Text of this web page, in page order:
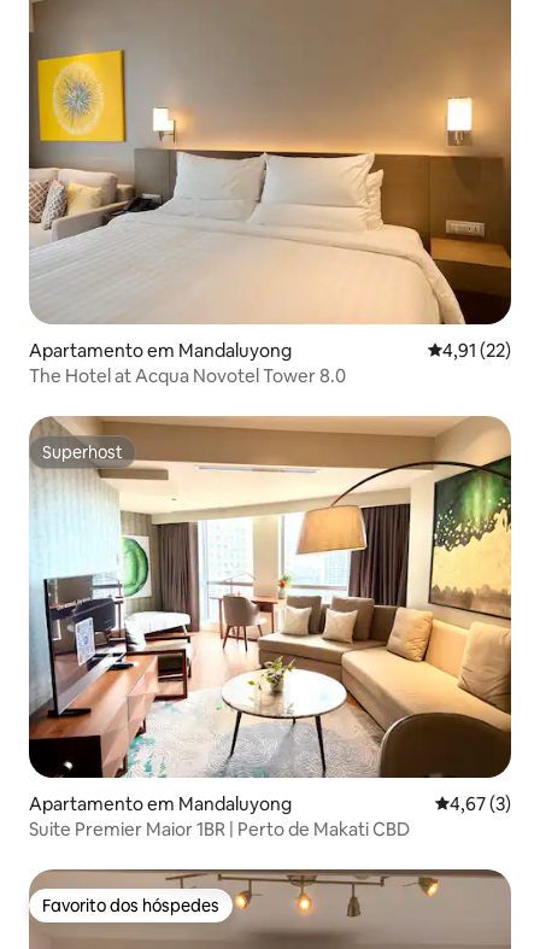
Apartamento em Mandaluyong Classificação
4,91 (22)
The Hotel at Acqua Novotel Tower 8.0
Superhost
Superhost
Apartamento em Mandaluyong
4,67 (3)
Suite Premier Maior 1BR | Perto de Makati CBD
Favorito dos hóspedes
Favorito dos hóspedes